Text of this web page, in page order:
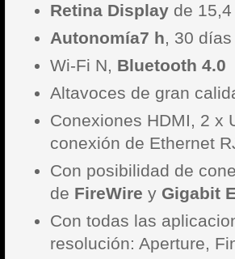
Retina Display de
Autonomía7 h, 30
Wi-Fi N, Bluetooth 4.0
Altavoces de gran
Conexiones HDMI, 2 x
conexión de Ethernet
Con posibilidad de
de FireWire y Gigabit
Con todas las
resolución: Aperture,